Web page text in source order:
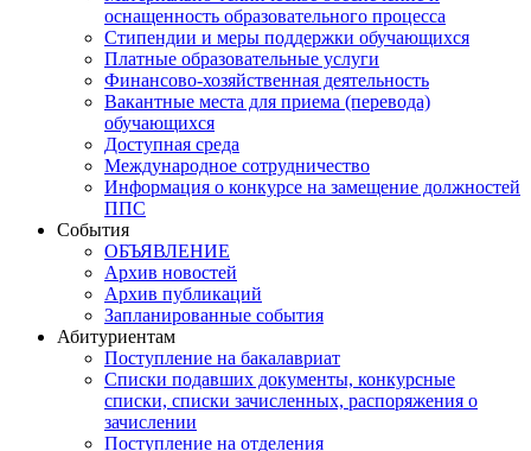
оснащенность образовательного процесса
Стипендии и меры поддержки обучающихся
Платные образовательные услуги
Финансово-хозяйственная деятельность
Вакантные места для приема (перевода)
обучающихся
Доступная среда
Международное сотрудничество
Информация о конкурсе на замещение должностей
ППС
События
ОБЪЯВЛЕНИЕ
Архив новостей
Архив публикаций
Запланированные события
Абитуриентам
Поступление на бакалавриат
Списки подавших документы, конкурсные
списки, списки зачисленных, распоряжения о
зачислении
Поступление на отделения